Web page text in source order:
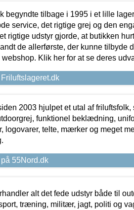
begyndte tilbage i 1995 i et lille
service, det rigtige grej og den
rigtige udstyr gjorde, at butikken
de allerførste, der kunne tilbyde
Klik her for at se deres
2003 hjulpet et utal af friluftsfolk,
funktionel beklædning,
logovarer, telte, mærker og meget
55Nord.dk
alt det fede udstyr både til
træning, militær, jagt, politi og